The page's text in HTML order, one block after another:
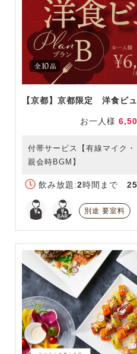
【京都】京都限定 洋食ビ
お一人様
付帯サービス【有線マイク
親会時BGM】
飲み放題:2時間まで 25
別途 要室料